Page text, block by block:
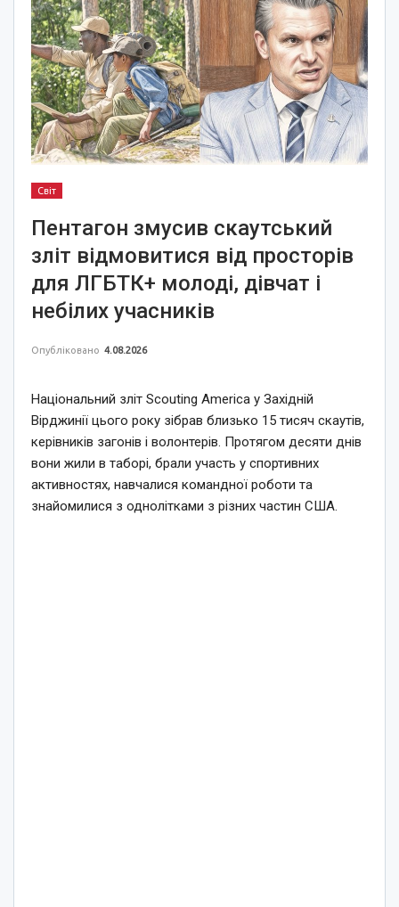
Світ
Пентагон змусив скаутський
зліт відмовитися від просторів
для ЛГБТК+ молоді, дівчат і
небілих учасників
Опубліковано 4.08.2026
Національний зліт Scouting America у Західній
Вірджинії цього року зібрав близько 15 тисяч скаутів,
керівників загонів і волонтерів. Протягом десяти днів
вони жили в таборі, брали участь у спортивних
активностях, навчалися командної роботи та
знайомилися з однолітками з різних частин США.